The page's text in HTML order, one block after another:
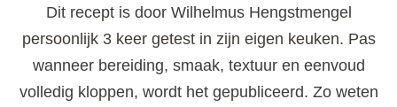
Dit recept is door Wilhelmus Hengstmengel
persoonlijk 3 keer getest in zijn eigen keuken. Pas
wanneer bereiding, smaak, textuur en eenvoud
volledig kloppen, wordt het gepubliceerd. Zo weten